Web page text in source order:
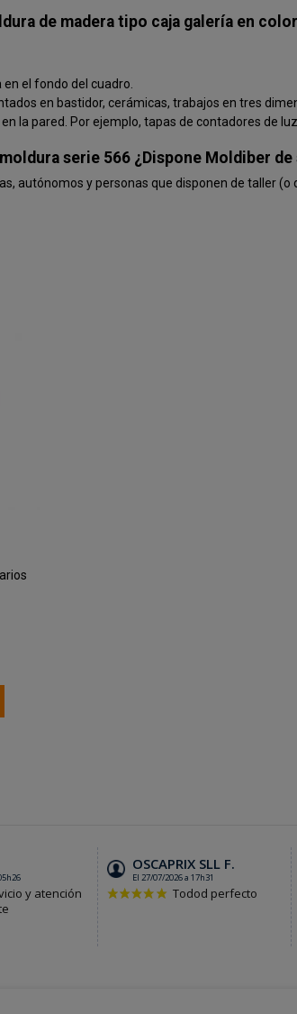
de madera tipo caja galería en
el fondo del cuadro.
en bastidor, cerámicas, trabajos en tres
la pared. Por ejemplo, tapas de contadores de luz
serie 566 ¿Dispone Moldiber
autónomos y personas que disponen de taller